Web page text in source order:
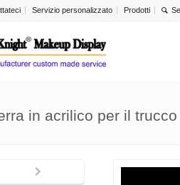
Servizio personalizzato Prodotti
in acrilico per il trucco